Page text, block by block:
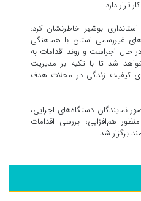
قرار دارد.
بوشهر خاطرنشان کرد:
غیررسمی استان با هماهنگی
حال اجراست و روند اقدامات به
شد تا با تکیه بر مدیریت
کیفیت زندگی در محلات هدف
دستگاه‌های اجرایی،
هم‌افزایی، بررسی اقدامات
برگزار شد.